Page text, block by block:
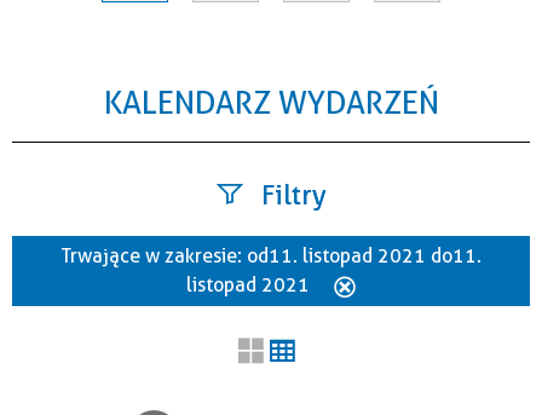
KALENDARZ WYDARZEŃ
Filtry
Szukana fraza
Trwające w zakresie: od 11. listopad 2021 do 11.
listopad 2021